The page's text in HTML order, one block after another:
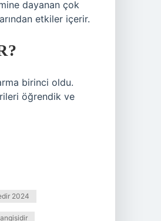
dayanan çok
etkiler içerir.
birinci oldu.
öğrendik ve
2024